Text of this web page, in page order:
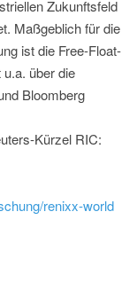
Zukunftsfeld
Maßgeblich für die
ist die Free-Float-
über die
Bloomberg
Kürzel RIC:
renixx-world